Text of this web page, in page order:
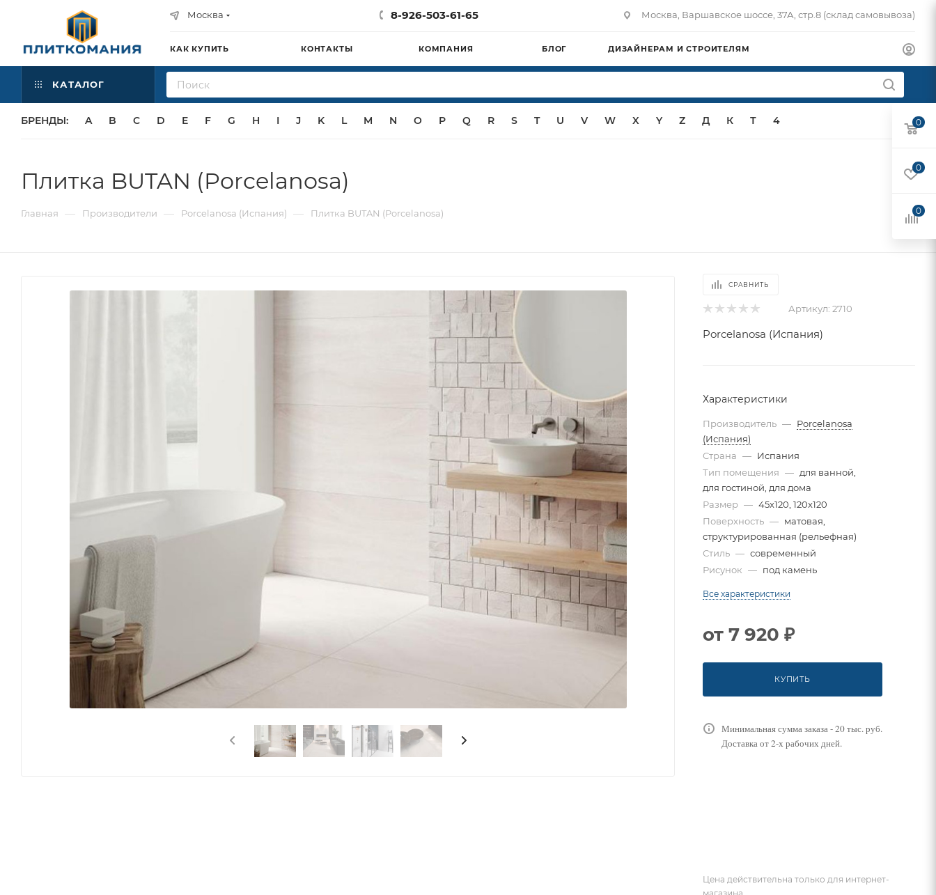
Москва 8-926-503-61-65 Москва, Варшавское шоссе, 37А, стр.8 (склад самовывоза)
КАК КУПИТЬ КОНТАКТЫ КОМПАНИЯ БЛОГ ДИЗАЙНЕРАМ И СТРОИТЕЛЯМ
КАТАЛОГ
БРЕНДЫ: A B C D E F G H I J K L M N O P Q R S T U V W X Y Z Д К Т 4
Плитка BUTAN (Porcelanosa)
Главная — Производители — Porcelanosa (Испания) — Плитка BUTAN (Porcelanosa)
СРАВНИТЬ
Артикул: 2710
Porcelanosa (Испания)
Характеристики
Производитель — Porcelanosa
(Испания)
Страна — Испания
Тип помещения — для ванной,
для гостиной, для дома
Размер — 45x120, 120x120
Поверхность — матовая,
структурированная (рельефная)
Стиль — современный
Рисунок — под камень
Все характеристики
от 7 920 ₽
КУПИТЬ
Минимальная сумма заказа - 20 тыс. руб.
Доставка от 2-х рабочих дней.
Цена действительна только для интернет-
0
0
0